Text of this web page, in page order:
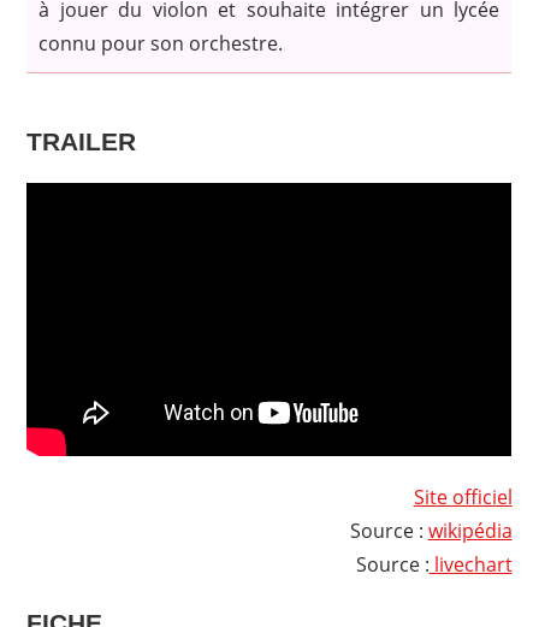
à jouer du violon et souhaite intégrer un lycée
connu pour son orchestre.
TRAILER
Site officiel
Source : wikipédia
Source : livechart